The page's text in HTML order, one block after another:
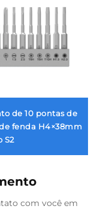
de 10 pontas de
fenda H4×38mm
S2
com você em